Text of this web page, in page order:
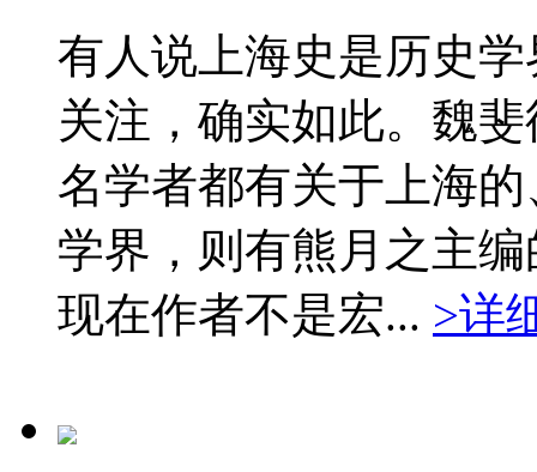
有人说上海史是历史
关注，确实如此。魏
名学者都有关于上海
学界，则有熊月之主
现在作者不是宏... >详